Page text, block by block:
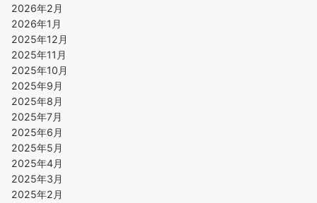
2026年2月
2026年1月
2025年12月
2025年11月
2025年10月
2025年9月
2025年8月
2025年7月
2025年6月
2025年5月
2025年4月
2025年3月
2025年2月